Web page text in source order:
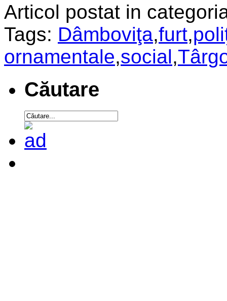
Articol postat in
Tags: Dâmboviţa,furt,
ornamentale,social,
Căutare